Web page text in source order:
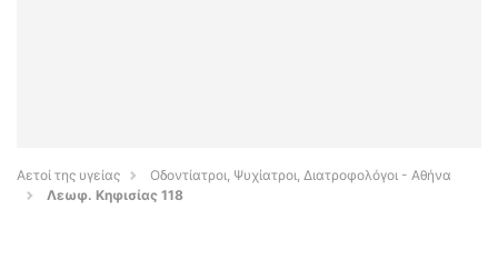
Αετοί της υγείας
Οδοντίατροι, Ψυχίατροι, Διατροφολόγοι - Αθήνα
Λεωφ. Κηφισίας 118